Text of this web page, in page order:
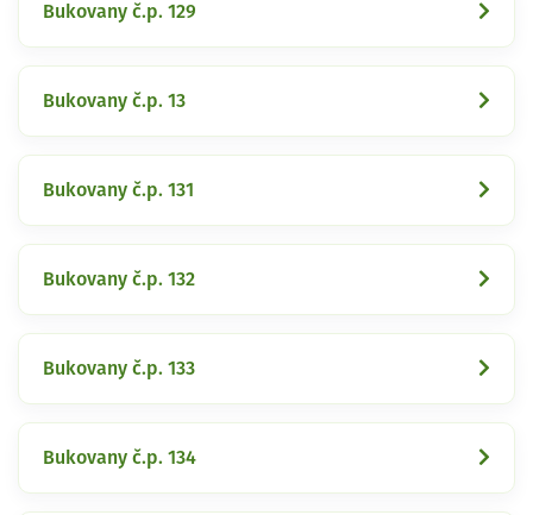
Bukovany č.p. 129
Bukovany č.p. 13
Bukovany č.p. 131
Bukovany č.p. 132
Bukovany č.p. 133
Bukovany č.p. 134